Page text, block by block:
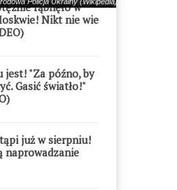
rąbnęło w
Nikt nie wie
jest! "Za późno, by
Gasić światło!"
już w sierpniu!
naprowadzanie